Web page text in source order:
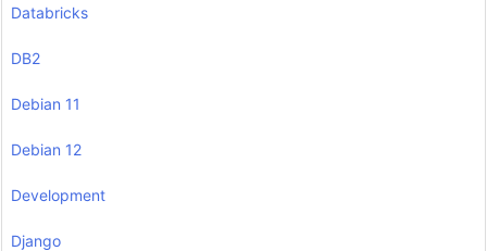
Databricks
DB2
Debian 11
Debian 12
Development
Django